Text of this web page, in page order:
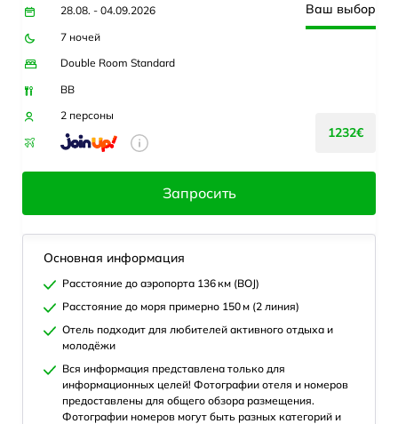
28.08. - 04.09.2026
7 ночей
Double Room Standard
BB
2 персоны
Ваш выбор
1232€
Запросить
Основная информация
Расстояние до аэропорта 136 км (BOJ)
Расстояние до моря примерно 150 м (2 линия)
Отель подходит для любителей активного отдыха и
молодёжи
Вся информация представлена только для
информационных целей! Фотографии отеля и номеров
предоставлены для общего обзора размещения.
Фотографии номеров могут быть разных категорий и